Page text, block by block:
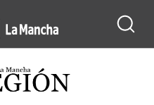
de Castilla-